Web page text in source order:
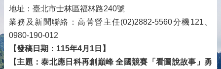
地址：臺北市士林區福林路240號
業務及新聞聯絡：高菁營主任(02)2882-5560分機121、
0980-190-012
【發稿日期：115年4月1日】
【主題：泰北應日科再創巔峰 全國競賽「看圖說故事」勇